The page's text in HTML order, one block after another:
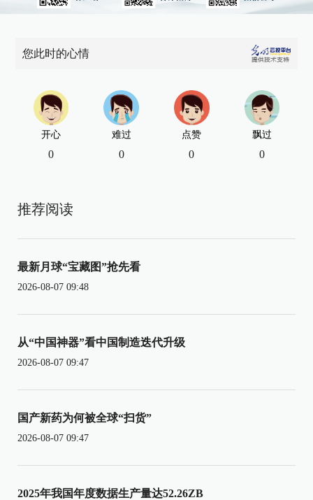
您此时的心情
开心
0
难过
0
点赞
0
飘过
0
推荐阅读
最新月球“宝藏图”抢先看
2026-08-07 09:48
从“中国神器”看中国制造迭代升级
2026-08-07 09:47
国产新药为何被全球“扫货”
2026-08-07 09:47
2025年我国年度数据生产量达52.26ZB